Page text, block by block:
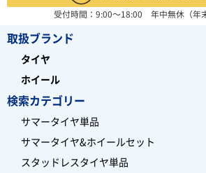
受付時間：9:00～18:00 年中無休（年
取扱ブランド
タイヤ
ホイール
検索カテゴリー
サマータイヤ単品
サマータイヤ&ホイールセット
スタッドレスタイヤ単品